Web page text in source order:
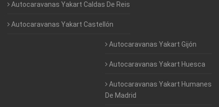
Autocaravanas Yakart Caldas De Reis
Autocaravanas Yakart Castellón
Autocaravanas Yakart Gijón
Autocaravanas Yakart Huesca
Autocaravanas Yakart Humanes
De Madrid